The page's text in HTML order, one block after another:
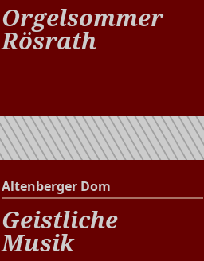
Orgelsommer
Rösrath
Altenberger Dom
Geistliche
Musik